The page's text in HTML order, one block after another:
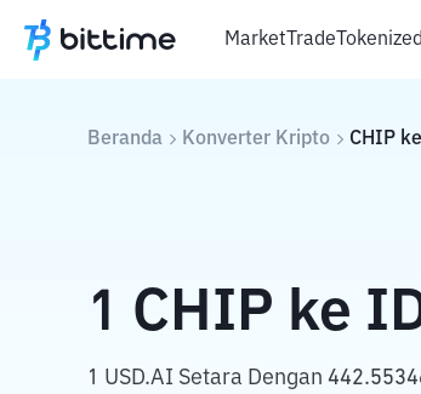
MarketTrade
Beranda Konverter Kripto CHIP ke
1 CHIP ke
1 USD.AI Setara Dengan